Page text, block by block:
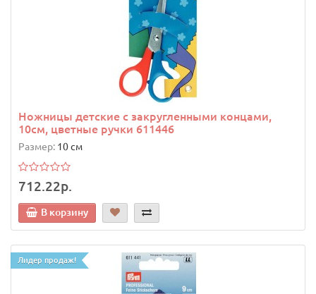
Ножницы детские с закругленными концами,
10см, цветные ручки 611446
Размер: 10 см
712.22р.
В корзину
Лидер продаж!